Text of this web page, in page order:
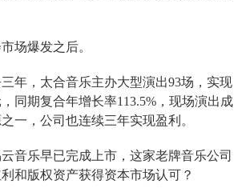
场爆发之后。
年，太合音乐主办大型演出93场，实现
同期复合年增长率113.5%，现场演出成
一，公司也连续三年实现盈利。
音乐早已完成上市，这家老牌音乐公司
和版权资产获得资本市场认可？